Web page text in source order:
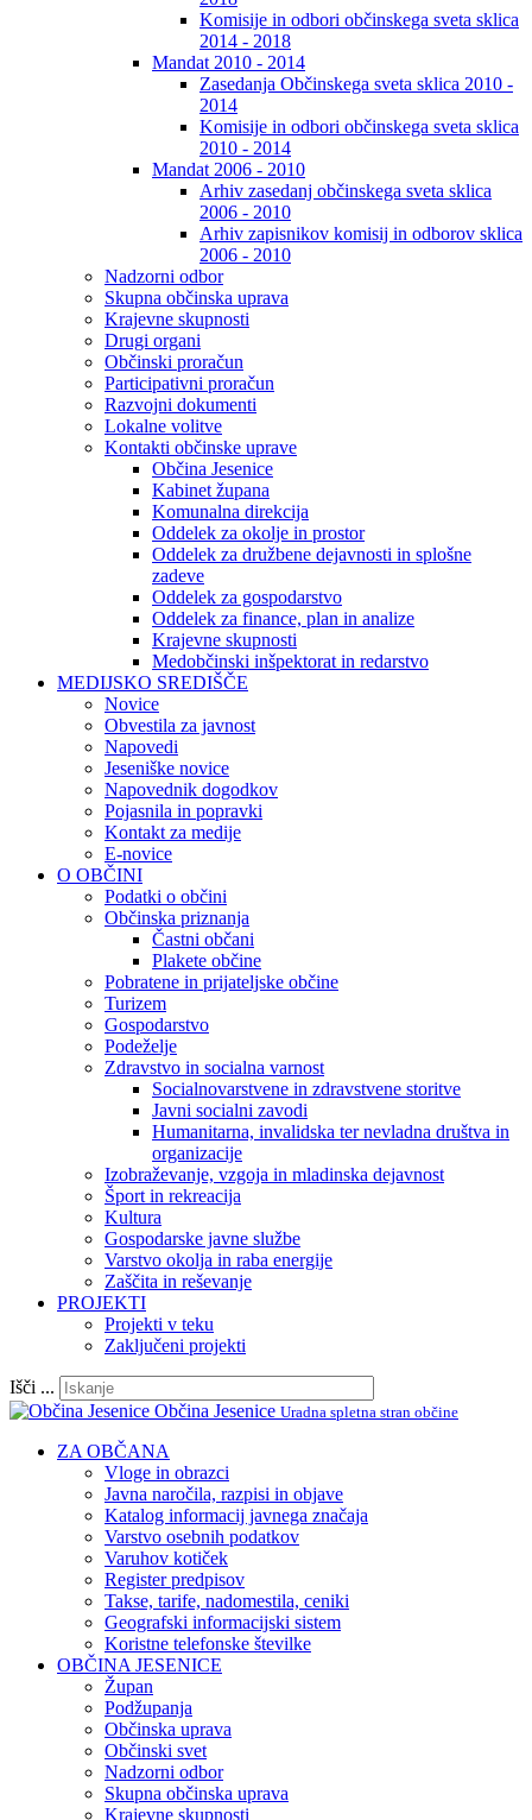
Komisije in odbori občinskega sveta sklica
2014 - 2018
Mandat 2010 - 2014
Zasedanja Občinskega sveta sklica 2010 -
2014
Komisije in odbori občinskega sveta sklica
2010 - 2014
Mandat 2006 - 2010
Arhiv zasedanj občinskega sveta sklica
2006 - 2010
Arhiv zapisnikov komisij in odborov sklica
2006 - 2010
Nadzorni odbor
Skupna občinska uprava
Krajevne skupnosti
Drugi organi
Občinski proračun
Participativni proračun
Razvojni dokumenti
Lokalne volitve
Kontakti občinske uprave
Občina Jesenice
Kabinet župana
Komunalna direkcija
Oddelek za okolje in prostor
Oddelek za družbene dejavnosti in splošne
zadeve
Oddelek za gospodarstvo
Oddelek za finance, plan in analize
Krajevne skupnosti
Medobčinski inšpektorat in redarstvo
MEDIJSKO SREDIŠČE
Novice
Obvestila za javnost
Napovedi
Jeseniške novice
Napovednik dogodkov
Pojasnila in popravki
Kontakt za medije
E-novice
O OBČINI
Podatki o občini
Občinska priznanja
Častni občani
Plakete občine
Pobratene in prijateljske občine
Turizem
Gospodarstvo
Podeželje
Zdravstvo in socialna varnost
Socialnovarstvene in zdravstvene storitve
Javni socialni zavodi
Humanitarna, invalidska ter nevladna društva in
organizacije
Izobraževanje, vzgoja in mladinska dejavnost
Šport in rekreacija
Kultura
Gospodarske javne službe
Varstvo okolja in raba energije
Zaščita in reševanje
PROJEKTI
Projekti v teku
Zaključeni projekti
Išči ...
Občina Jesenice Uradna spletna stran občine
ZA OBČANA
Vloge in obrazci
Javna naročila, razpisi in objave
Katalog informacij javnega značaja
Varstvo osebnih podatkov
Varuhov kotiček
Register predpisov
Takse, tarife, nadomestila, ceniki
Geografski informacijski sistem
Koristne telefonske številke
OBČINA JESENICE
Župan
Podžupanja
Občinska uprava
Občinski svet
Nadzorni odbor
Skupna občinska uprava
Krajevne skupnosti